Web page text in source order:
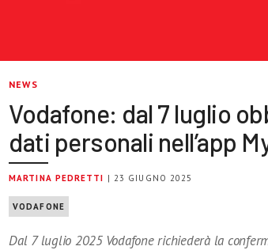
NEWS
Vodafone: dal 7 luglio
dati personali nell’app
MARTINA PEDRETTI | 23 GIUGNO 2025
VODAFONE
Dal 7 luglio 2025 Vodafone richiederà la